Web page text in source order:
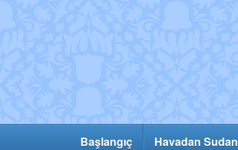
Başlangıç Havadan Sudan